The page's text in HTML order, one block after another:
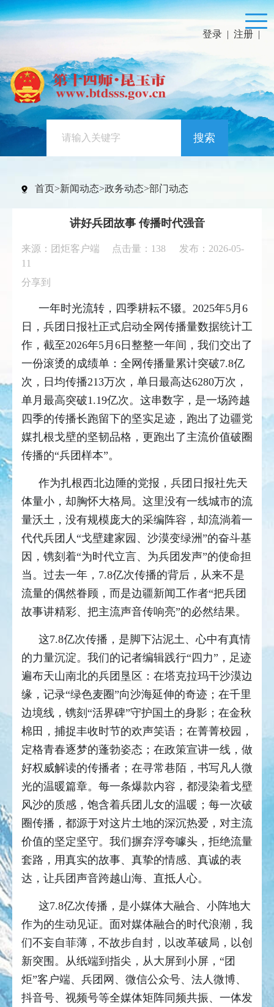
登录 | 注册 |
搜索
首页>新闻动态>政务动态>部门动态
讲好兵团故事 传播时代强音
来源：团炬客户端 点击量： 138
发布：2026-05-
11
分享到
一年时光流转，四季耕耘不辍。2025年5月6
日，兵团日报社正式启动全网传播量数据统计工
作，截至2026年5月6日整整一年间，我们交出了
一份滚烫的成绩单：全网传播量累计突破7.8亿
次，日均传播213万次，单日最高达6280万次，
单月最高突破1.19亿次。这串数字，是一场跨越
四季的传播长跑留下的坚实足迹，跑出了边疆党
媒扎根戈壁的坚韧品格，更跑出了主流价值破圈
传播的“兵团样本”。
作为扎根西北边陲的党报，兵团日报社先天
体量小，却胸怀大格局。这里没有一线城市的流
量沃土，没有规模庞大的采编阵容，却流淌着一
代代兵团人“戈壁建家园、沙漠变绿洲”的奋斗基
因，镌刻着“为时代立言、为兵团发声”的使命担
当。过去一年，7.8亿次传播的背后，从来不是
流量的偶然眷顾，而是边疆新闻工作者“把兵团
故事讲精彩、把主流声音传响亮”的必然结果。
这7.8亿次传播，是脚下沾泥土、心中有真情
的力量沉淀。我们的记者编辑践行“四力”，足迹
遍布天山南北的兵团垦区：在塔克拉玛干沙漠边
缘，记录“绿色麦圈”向沙海延伸的奇迹；在千里
边境线，镌刻“活界碑”守护国土的身影；在金秋
棉田，捕捉丰收时节的欢声笑语；在菁菁校园，
定格青春逐梦的蓬勃姿态；在政策宣讲一线，做
好权威解读的传播者；在寻常巷陌，书写凡人微
光的温暖篇章。每一条爆款内容，都浸染着戈壁
风沙的质感，饱含着兵团儿女的温暖；每一次破
圈传播，都源于对这片土地的深沉热爱，对主流
价值的坚定坚守。我们摒弃浮夸噱头，拒绝流量
套路，用真实的故事、真挚的情感、真诚的表
达，让兵团声音跨越山海、直抵人心。
这7.8亿次传播，是小媒体大融合、小阵地大
作为的生动见证。面对媒体融合的时代浪潮，我
们不妄自菲薄，不故步自封，以改革破局，以创
新突围。从纸端到指尖，从大屏到小屏，“团
炬”客户端、兵团网、微信公众号、法人微博、
抖音号、视频号等全媒体矩阵同频共振、一体发